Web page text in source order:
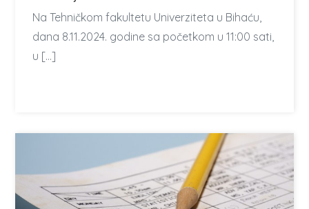
Na Tehničkom fakultetu Univerziteta u Bihaću,
dana 8.11.2024. godine sa početkom u 11:00 sati,
u […]